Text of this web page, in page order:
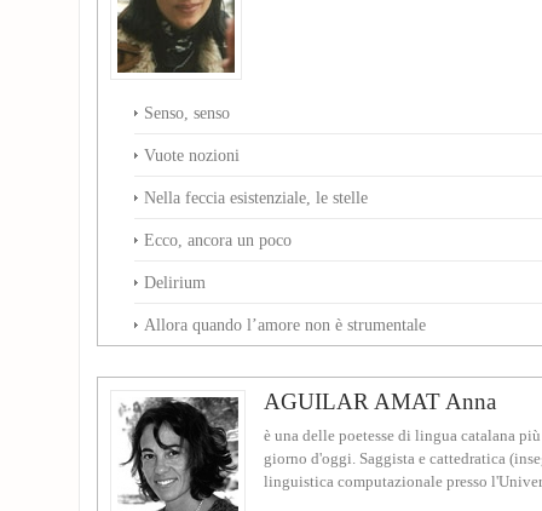
Senso, senso
Vuote nozioni
Nella feccia esistenziale, le stelle
Ecco, ancora un poco
Delirium
Allora quando l’amore non è strumentale
AGUILAR AMAT Anna
è una delle poetesse di lingua catalana
giorno d'oggi. Saggista e cattedratica
linguistica computazionale presso